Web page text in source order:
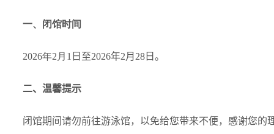
一、闭馆时间
2026年2 月 1 日 至2026年2月 28 日。
二、温馨提示
闭馆期间请勿前往游泳馆，以免给您带来不便， 感谢您的